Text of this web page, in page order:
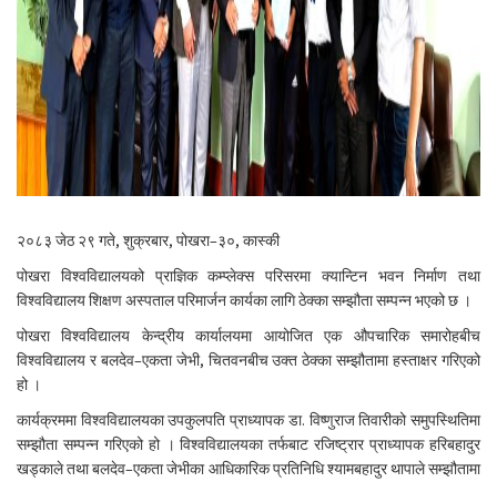
२०८३ जेठ २९ गते, शुक्रबार, पोखरा–३०, कास्की
पोखरा विश्वविद्यालयको प्राज्ञिक कम्प्लेक्स परिसरमा क्यान्टिन भवन निर्माण तथा
विश्वविद्यालय शिक्षण अस्पताल परिमार्जन कार्यका लागि ठेक्का सम्झौता सम्पन्न भएको छ ।
पोखरा विश्वविद्यालय केन्द्रीय कार्यालयमा आयोजित एक औपचारिक समारोहबीच
विश्वविद्यालय र बलदेव–एकता जेभी, चितवनबीच उक्त ठेक्का सम्झौतामा हस्ताक्षर गरिएको
हो ।
कार्यक्रममा विश्वविद्यालयका उपकुलपति प्राध्यापक डा. विष्णुराज तिवारीको समुपस्थितिमा
सम्झौता सम्पन्न गरिएको हो । विश्वविद्यालयका तर्फबाट रजिष्ट्रार प्राध्यापक हरिबहादुर
खड्काले तथा बलदेव–एकता जेभीका आधिकारिक प्रतिनिधि श्यामबहादुर थापाले सम्झौतामा